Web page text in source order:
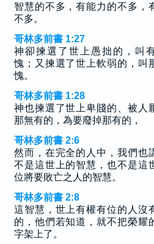
智慧的不多，有能力的不多，
不多。
哥林多前書 1:27
神卻揀選了世上愚拙的，叫
愧；又揀選了世上軟弱的，叫
愧。
哥林多前書 1:28
神也揀選了世上卑賤的、被人
那無有的，為要廢掉那有的，
哥林多前書 2:6
然而，在完全的人中，我們也
不是這世上的智慧，也不是這
位將要敗亡之人的智慧。
哥林多前書 2:8
這智慧，世上有權有位的人沒
的，他們若知道，就不把榮耀
字架上了。